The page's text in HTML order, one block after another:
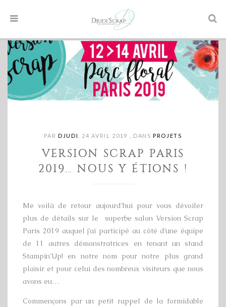
PAR DJUDI 24 AVRIL 2019 DANSPROJETS
VERSION SCRAP PARIS
2019… NOUS Y ÉTIONS !
Me voilà de retour aujourd’hui pour vous dévoiler
plus de détails sur le superbe salon Version Scrap
Paris 2019 auquel j’ai participé au côté d’une équipe
de 11 autres démonstratrices en tenant un stand
Stampin’Up! en notre nom pour notre plus grand
plaisir et pour celui des nombreux visiteurs que nous
avons eu…
Commençons par un petit rappel de la formidable